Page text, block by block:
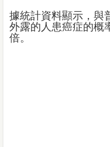
據統計資料顯示，與
外露的人患癌症的概
倍。